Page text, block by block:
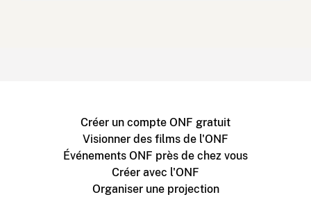
Créer un compte ONF gratuit
Visionner des films de l'ONF
Événements ONF près de chez vous
Créer avec l'ONF
Organiser une projection